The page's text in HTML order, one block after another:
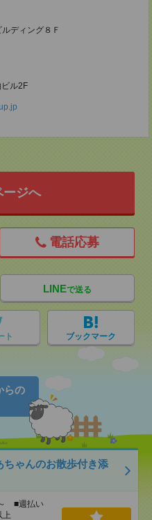
ディング８Ｆ
ル2F
ージへ
電話応募
LINEで送る
ト ブックマーク
らの
ちゃんのお散歩付き添
■週払い